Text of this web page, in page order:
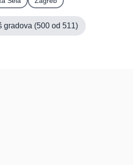
gradova (500 od 511)